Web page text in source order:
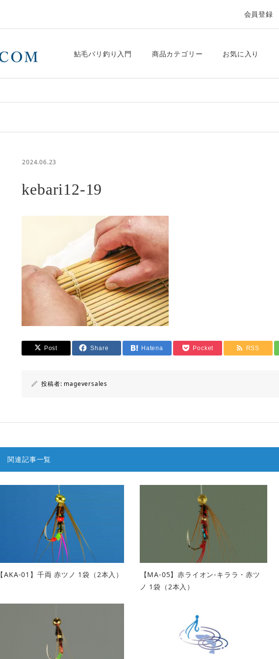
会員登録
鮎毛バリ釣り入門 商品カテゴリー お気に入り
2024.06.23
kebari12-19
Post Share Hatena Pocket RSS
投稿者: mageversales
関連記事一覧
【AKA-01】千両 赤ツノ 1袋（2本入）
【MA-05】赤ライオン-キララ・赤ツ
ノ 1袋（2本入）